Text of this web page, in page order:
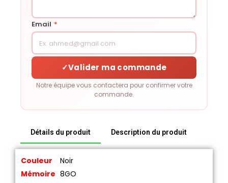
Email *
✓Valider ma commande
Notre équipe vous contactera pour confirmer votre
commande.
Détails du produit Description du produit
Couleur
Noir
Mémoire 8GO